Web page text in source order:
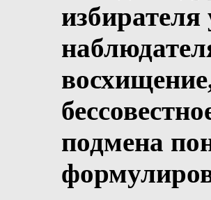
избирателя
подмена